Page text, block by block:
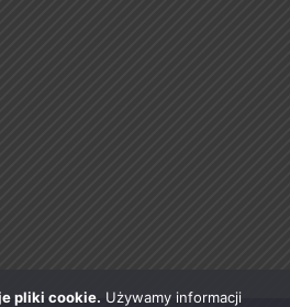
pliki cookie. Używamy informacji